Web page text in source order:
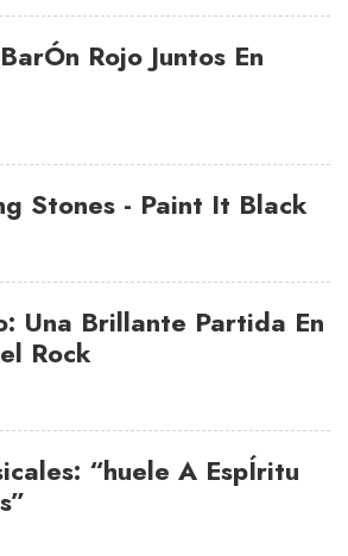
Rojo Juntos En
Stones - Paint It Black
Una Brillante Partida En
Rock
“huele A EspÍritu